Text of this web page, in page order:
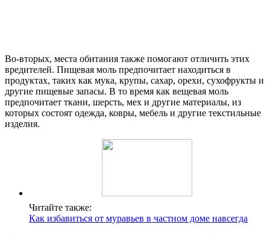
Во-вторых, места обитания также помогают отличить этих
вредителей. Пищевая моль предпочитает находиться в
продуктах, таких как мука, крупы, сахар, орехи, сухофрукты и
другие пищевые запасы. В то время как вещевая моль
предпочитает ткани, шерсть, мех и другие материалы, из
которых состоят одежда, ковры, мебель и другие текстильные
изделия.
Читайте также:
Как избавиться от муравьев в частном доме навсегда